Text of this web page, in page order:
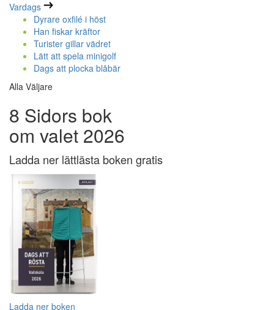
Vardags
Dyrare oxfilé i höst
Han fiskar kräftor
Turister gillar vädret
Lätt att spela minigolf
Dags att plocka blåbär
Alla Väljare
8 Sidors bok
om valet 2026
Ladda ner lättlästa boken gratis
Ladda ner boken